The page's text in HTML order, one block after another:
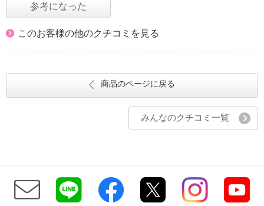
参考になった
このお客様の他のクチコミを見る
商品のページに戻る
みんなのクチコミ一覧